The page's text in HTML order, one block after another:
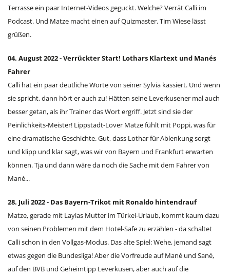
Terrasse ein paar Internet-Videos geguckt. Welche? Verrät Calli im
Podcast. Und Matze macht einen auf Quizmaster. Tim Wiese lässt
grüßen.
04. August 2022 - Verrückter Start! Lothars Klartext und Manés
Fahrer
Calli hat ein paar deutliche Worte von seiner Sylvia kassiert. Und wenn
sie spricht, dann hört er auch zu! Hätten seine Leverkusener mal auch
besser getan, als ihr Trainer das Wort ergriff. Jetzt sind sie der
Peinlichkeits-Meister! Lippstadt-Lover Matze fühlt mit Poppi, was für
eine dramatische Geschichte. Gut, dass Lothar für Ablenkung sorgt
und klipp und klar sagt, was wir von Bayern und Frankfurt erwarten
können. Tja und dann wäre da noch die Sache mit dem Fahrer von
Mané...
28. Juli 2022 - Das Bayern-Trikot mit Ronaldo hintendrauf
Matze, gerade mit Laylas Mutter im Türkei-Urlaub, kommt kaum dazu
von seinen Problemen mit dem Hotel-Safe zu erzählen - da schaltet
Calli schon in den Vollgas-Modus. Das alte Spiel: Wehe, jemand sagt
etwas gegen die Bundesliga! Aber die Vorfreude auf Mané und Sané,
auf den BVB und Geheimtipp Leverkusen, aber auch auf die